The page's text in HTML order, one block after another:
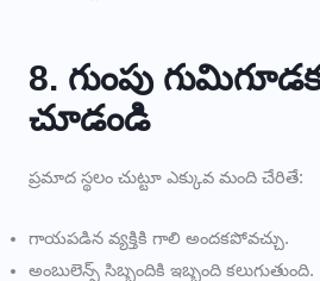
8. గుంపు
చూడండి
ప్రమాద స్థలం చుట్టూ ఎక్కువ మంది చేరితే:
గాయపడిన వ్యక్తికి గాలి అందకపోవచ్చు.
అంబులెన్స్ సిబ్బందికి ఇబ్బంది కలుగుతుంది.